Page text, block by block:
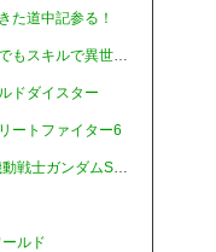
た道中記参る！
キルで異世界放浪メシ
ドダイスター
ートファイター6
ダムSEED クライマックス
ルド